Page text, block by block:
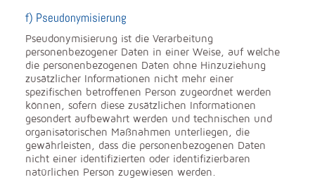
f) Pseudonymisierung
Pseudonymisierung ist die Verarbeitung
personenbezogener Daten in einer Weise, auf welche
die personenbezogenen Daten ohne Hinzuziehung
zusätzlicher Informationen nicht mehr einer
spezifischen betroffenen Person zugeordnet werden
können, sofern diese zusätzlichen Informationen
gesondert aufbewahrt werden und technischen und
organisatorischen Maßnahmen unterliegen, die
gewährleisten, dass die personenbezogenen Daten
nicht einer identifizierten oder identifizierbaren
natürlichen Person zugewiesen werden.